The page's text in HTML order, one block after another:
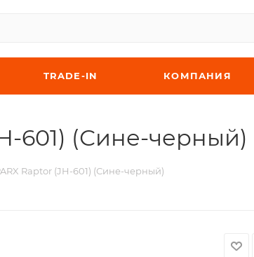
TRADE-IN КОМПАНИЯ
601) (Сине-черный)
Raptor (JH-601) (Сине-черный)